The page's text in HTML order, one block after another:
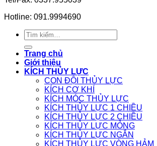
Hotline: 091.9994690
Tìm
kiếm:
Trang chủ
Giới thiệu
KÍCH THỦY LỰC
CON ĐỘI THỦY LỰC
KÍCH CƠ KHÍ
KÍCH MÓC THỦY LỰC
KÍCH THỦY LỰC 1 CHIỀU
KÍCH THỦY LỰC 2 CHIỀU
KÍCH THỦY LỰC MỎNG
KÍCH THỦY LỰC NGẮN
KÍCH THỦY LỰC VÒNG HẢM